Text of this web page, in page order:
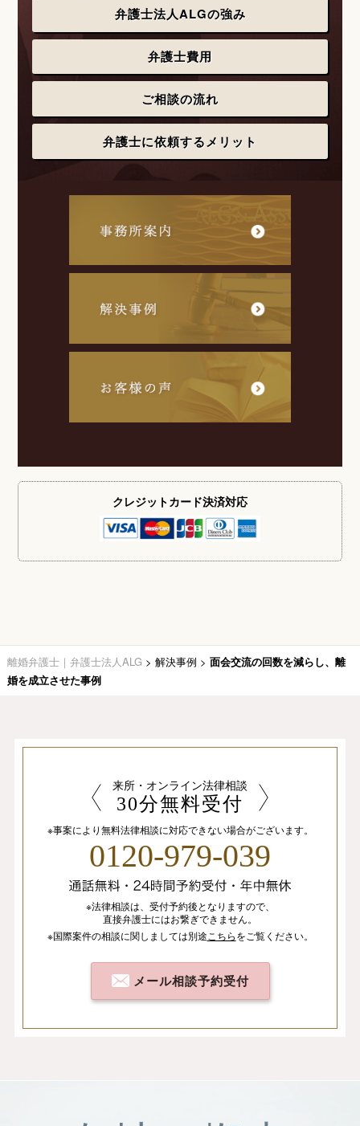
弁護士法人ALGの強み
弁護士費用
ご相談の流れ
弁護士に依頼するメリット
クレジットカード決済対応
離婚弁護士｜弁護士法人ALG > 解決事例 > 面会交流の回数を減らし、離
婚を成立させた事例
来所・オンライン法律相談
30分無料受付
※事案により無料法律相談に対応できない場合がございます。
0120-979-039
※法律相談は、 受付予約後となりますので、
直接弁護士にはお繋ぎできません。
※国際案件の相談に関しましては別途 こちらをご覧ください。
メール相談予約受付